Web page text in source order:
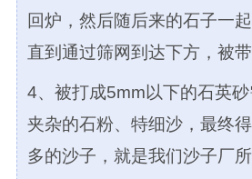
回炉，然后随后来的石子一
直到通过筛网到达下方，被带
4、被打成5mm以下的石英
夹杂的石粉、特细沙，最终
多的沙子，就是我们沙子厂所